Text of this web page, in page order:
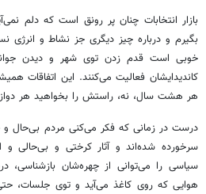
بازار انتخابات چنان پر رونق است که دلم
بگیرم و درباره چیز دیگری جز نشاط و
خوبی است قدم زدن توی شهر و دیدن
کاندیدایشان فعالیت می‌کنند. این اتفاقات
هر هشت سال، نه، راستش را بخواهید هر
درست در زمانی که فکر می‌کنی مردم بی‌حال و
سرخورده شده‌اند و آثار کرختی و بی‌حالی
سیاسی را می‌توانی از چهره‌شان
هوایی که روی کاغذ می‌آید و توی جلسات،